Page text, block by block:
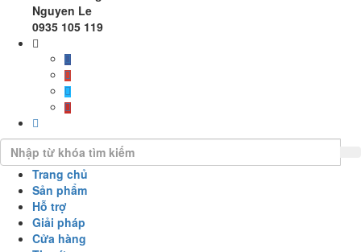
Nguyen Le
0935 105 119
Trang chủ
Sản phẩm
Hỗ trợ
Giải pháp
Cửa hàng